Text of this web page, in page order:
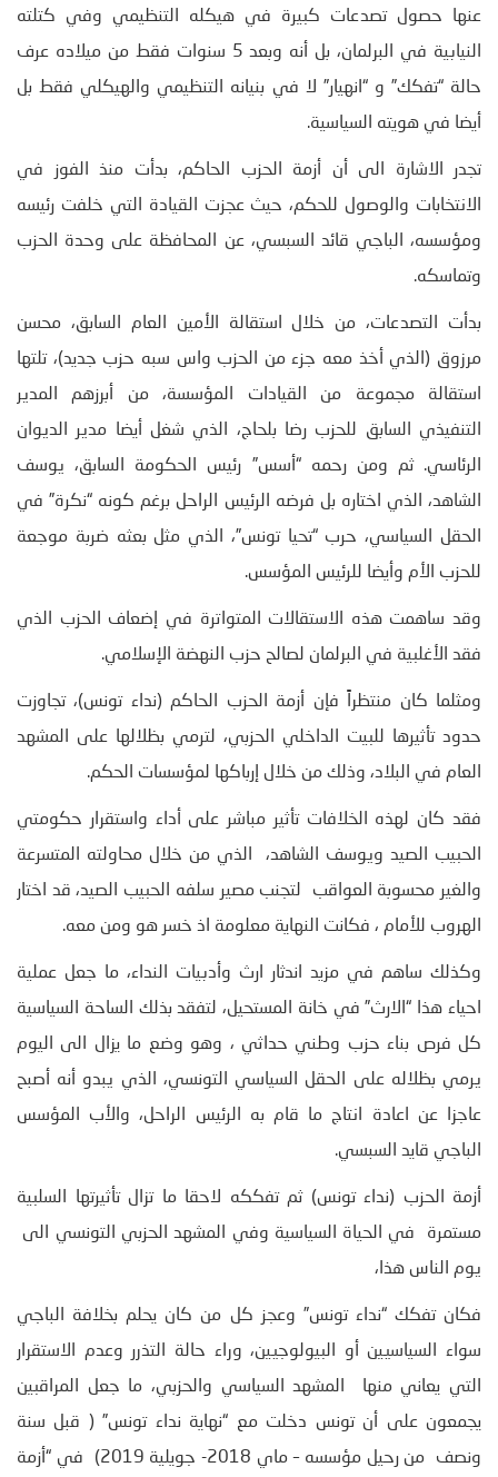
عنها حصول تصدعات كبيرة في هيكله التنظيمي وفي كتلته
النيابية في البرلمان، بل أنه وبعد 5 سنوات فقط من ميلاده عرف
حالة “تفكك” و “انهيار” لا في بنيانه التنظيمي والهيكلي فقط بل
أيضا في هويته السياسية.
تجدر الاشارة الى أن أزمة الحزب الحاكم، بدأت منذ الفوز في
الانتخابات والوصول للحكم، حيث عجزت القيادة التي خلفت رئيسه
ومؤسسه، الباجي قائد السبسي، عن المحافظة على وحدة الحزب
وتماسكه.
بدأت التصدعات، من خلال استقالة الأمين العام السابق، محسن
مرزوق (الذي أخذ معه جزء من الحزب واس سبه حزب جديد)، تلتها
استقالة مجموعة من القيادات المؤسسة، من أبرزهم المدير
التنفيذي السابق للحزب رضا بلحاج، الذي شغل أيضا مدير الديوان
الرئاسي. ثم ومن رحمه “أسس” رئيس الحكومة السابق، يوسف
الشاهد، الذي اختاره بل فرضه الرئيس الراحل برغم كونه “نكرة” في
الحقل السياسي، حرب “تحيا تونس”، الذي مثل بعثه ضربة موجعة
للحزب الأم وأيضا للرئيس المؤسس.
وقد ساهمت هذه الاستقالات المتواترة في إضعاف الحزب الذي
فقد الأغلبية في البرلمان لصالح حزب النهضة الإسلامي.
ومثلما كان منتظراً فإن أزمة الحزب الحاكم (نداء تونس)، تجاوزت
حدود تأثيرها للبيت الداخلي الحزبي، لترمي بظلالها على المشهد
العام في البلاد، وذلك من خلال إرباكها لمؤسسات الحكم.
فقد كان لهذه الخلافات تأثير مباشر على أداء واستقرار حكومتي
الحبيب الصيد ويوسف الشاهد، الذي من خلال محاولته المتسرعة
والغير محسوبة العواقب لتجنب مصير سلفه الحبيب الصيد، قد اختار
الهروب للأمام ، فكانت النهاية معلومة اذ خسر هو ومن معه.
وكذلك ساهم في مزيد اندثار ارث وأدبيات النداء، ما جعل عملية
احياء هذا “الارث” في خانة المستحيل، لتفقد بذلك الساحة السياسية
كل فرص بناء حزب وطني حداثي ، وهو وضع ما يزال الى اليوم
يرمي بظلاله على الحقل السياسي التونسي، الذي يبدو أنه أصبح
عاجزا عن اعادة انتاج ما قام به الرئيس الراحل، والأب المؤسس
الباجي قايد السبسي.
أزمة الحزب (نداء تونس) ثم تفككه لاحقا ما تزال تأثيرتها السلبية
مستمرة في الحياة السياسية وفي المشهد الحزبي التونسي الى
يوم الناس هذا،
فكان تفكك “نداء تونس” وعجز كل من كان يحلم بخلافة الباجي
سواء السياسيين أو البيولوجيين، وراء حالة التذرر وعدم الاستقرار
التي يعاني منها المشهد السياسي والحزبي، ما جعل المراقبين
يجمعون على أن تونس دخلت مع “نهاية نداء تونس” ( قبل سنة
ونصف من رحيل مؤسسه – ماي 2018- جويلية 2019) في “أزمة